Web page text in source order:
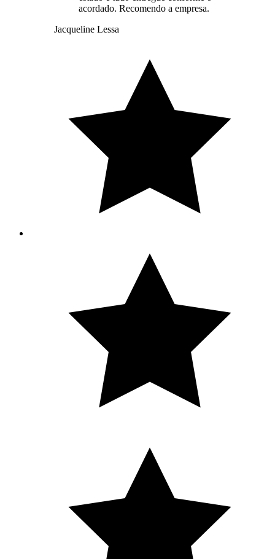
acordado. Recomendo a empresa.
Jacqueline Lessa